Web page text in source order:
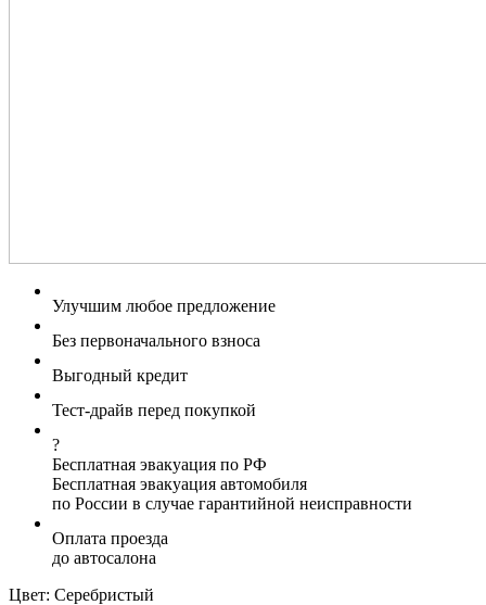
Улучшим любое предложение
Без первоначального взноса
Выгодный кредит
Тест-драйв перед покупкой
?
Бесплатная эвакуация по РФ
Бесплатная эвакуация автомобиля
по России в случае гарантийной неисправности
Оплата проезда
до автосалона
Цвет: Серебристый